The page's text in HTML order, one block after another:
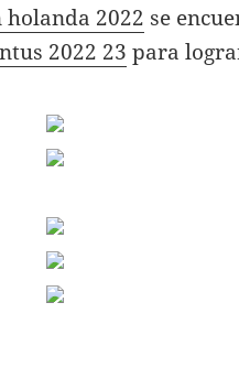
2022 se
2022 23 para